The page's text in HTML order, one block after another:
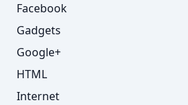
Facebook
Gadgets
Google+
HTML
Internet